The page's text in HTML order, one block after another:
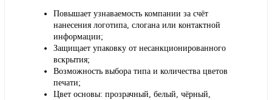
Повышает узнаваемость компании за счёт
нанесения логотипа, слогана или контактной
информации;
Защищает упаковку от несанкционированного
вскрытия;
Возможность выбора типа и количества цветов
печати;
Цвет основы: прозрачный, белый, чёрный,